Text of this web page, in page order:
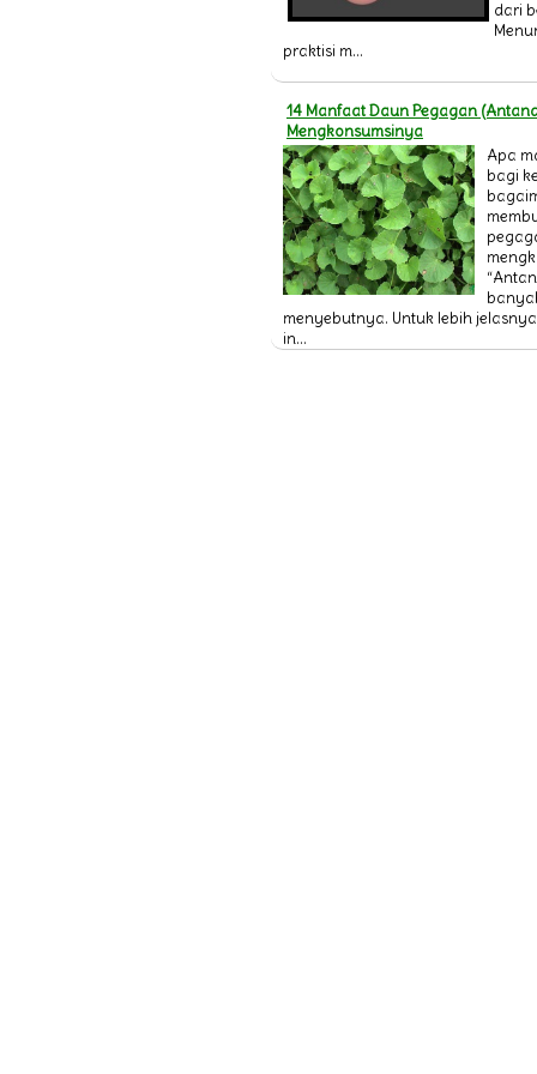
dari
praktisi m...
14 Manfaat Daun Pegagan
Mengkonsumsinya
Apa
bagi
menyebutnya. Untuk lebih
in...